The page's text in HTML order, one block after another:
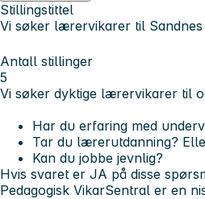
Stillingstittel
Vi søker lærervikarer til Sandnes
Antall stillinger
5
Vi søker dyktige lærervikarer til
Har du erfaring med
Tar du lærerutdanning?
Kan du jobbe jevnlig?
Hvis svaret er JA på disse
Pedagogisk VikarSentral er en